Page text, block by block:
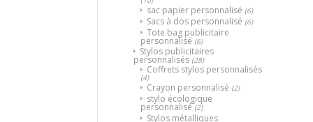
sac papier personnalisé (6)
Sacs à dos personnalisé (6)
Tote bag publicitaire
personnalisé (6)
Stylos publicitaires
personnalisés (28)
Coffrets stylos personnalisés
(4)
Crayon personnalisé (2)
stylo écologique
personnalisé (2)
Stylos métalliques